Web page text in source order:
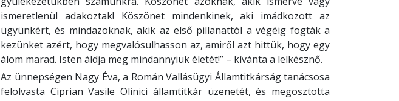
ismeretlenül adakoztak! Köszönet mindenkinek, aki imádkozott az
ügyünkért, és mindazoknak, akik az első pillanattól a végéig fogták a
kezünket azért, hogy megvalósulhasson az, amiről azt hittük, hogy egy
álom marad. Isten áldja meg mindannyiuk életét!” – kívánta a lelkésznő.
Az ünnepségen Nagy Éva, a Román Vallásügyi Államtitkárság tanácsosa
felolvasta Ciprian Vasile Olinici államtitkár üzenetét, és megosztotta